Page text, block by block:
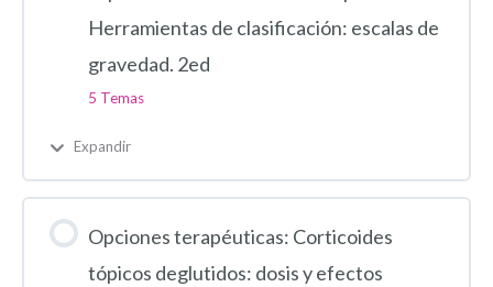
Herramientas de clasificación: escalas de
gravedad. 2ed
5 Temas
Expandir
Opciones terapéuticas: Corticoides
tópicos deglutidos: dosis y efectos